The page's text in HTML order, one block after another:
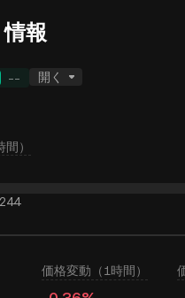
報
-- 開く
）
価格変動（1時間）